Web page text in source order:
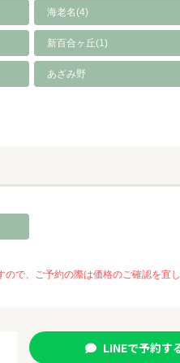
海老名(4)
新百合ヶ丘(1)
あざみ野
で、ご予約の際は価格のご確認を宜し
LINEで予約す